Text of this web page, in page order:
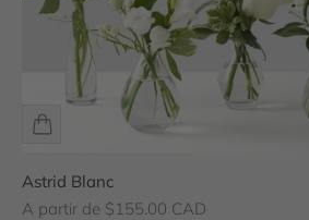
Astrid Blanc
Prix de vente
A partir de $155.00 CAD